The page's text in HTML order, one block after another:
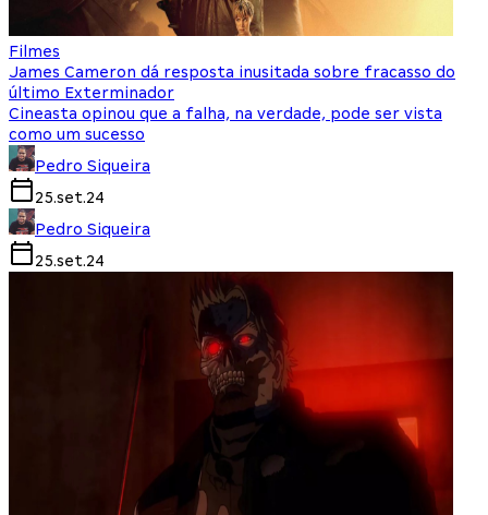
Filmes
James Cameron dá resposta inusitada sobre fracasso do
último Exterminador
Cineasta opinou que a falha, na verdade, pode ser vista
como um sucesso
Pedro Siqueira
25.set.24
Pedro Siqueira
25.set.24